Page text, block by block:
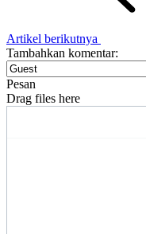
Artikel berikutnya
Tambahkan komentar:
Pesan
Drag files here